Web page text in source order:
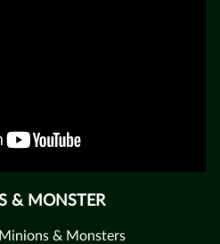
& MONSTER
& Monsters